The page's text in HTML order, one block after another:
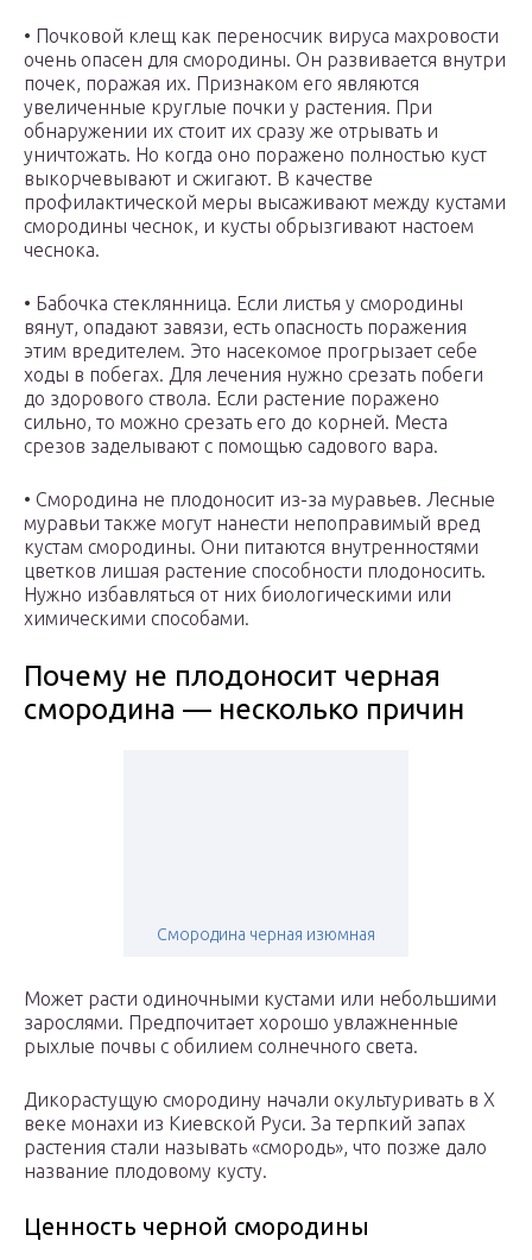
• Почковой клещ как переносчик вируса махровости
очень опасен для смородины. Он развивается внутри
почек, поражая их. Признаком его являются
увеличенные круглые почки у растения. При
обнаружении их стоит их сразу же отрывать и
уничтожать. Но когда оно поражено полностью куст
выкорчевывают и сжигают. В качестве
профилактической меры высаживают между кустами
смородины чеснок, и кусты обрызгивают настоем
чеснока.
• Бабочка стеклянница. Если листья у смородины
вянут, опадают завязи, есть опасность поражения
этим вредителем. Это насекомое прогрызает себе
ходы в побегах. Для лечения нужно срезать побеги
до здорового ствола. Если растение поражено
сильно, то можно срезать его до корней. Места
срезов заделывают с помощью садового вара.
• Смородина не плодоносит из-за муравьев. Лесные
муравьи также могут нанести непоправимый вред
кустам смородины. Они питаются внутренностями
цветков лишая растение способности плодоносить.
Нужно избавляться от них биологическими или
химическими способами.
Почему не плодоносит черная
смородина — несколько причин
Смородина черная изюмная
Может расти одиночными кустами или небольшими
зарослями. Предпочитает хорошо увлажненные
рыхлые почвы с обилием солнечного света.
Дикорастущую смородину начали окультуривать в Х
веке монахи из Киевской Руси. За терпкий запах
растения стали называть «смородь», что позже дало
название плодовому кусту.
Ценность черной смородины